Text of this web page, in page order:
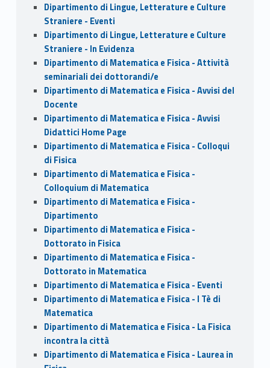
Dipartimento di Lingue, Letterature e Culture
Straniere - Eventi
Dipartimento di Lingue, Letterature e Culture
Straniere - In Evidenza
Dipartimento di Matematica e Fisica - Attività
seminariali dei dottorandi/e
Dipartimento di Matematica e Fisica - Avvisi del
Docente
Dipartimento di Matematica e Fisica - Avvisi
Didattici Home Page
Dipartimento di Matematica e Fisica - Colloqui
di Fisica
Dipartimento di Matematica e Fisica -
Colloquium di Matematica
Dipartimento di Matematica e Fisica -
Dipartimento
Dipartimento di Matematica e Fisica -
Dottorato in Fisica
Dipartimento di Matematica e Fisica -
Dottorato in Matematica
Dipartimento di Matematica e Fisica - Eventi
Dipartimento di Matematica e Fisica - I Tè di
Matematica
Dipartimento di Matematica e Fisica - La Fisica
incontra la città
Dipartimento di Matematica e Fisica - Laurea in